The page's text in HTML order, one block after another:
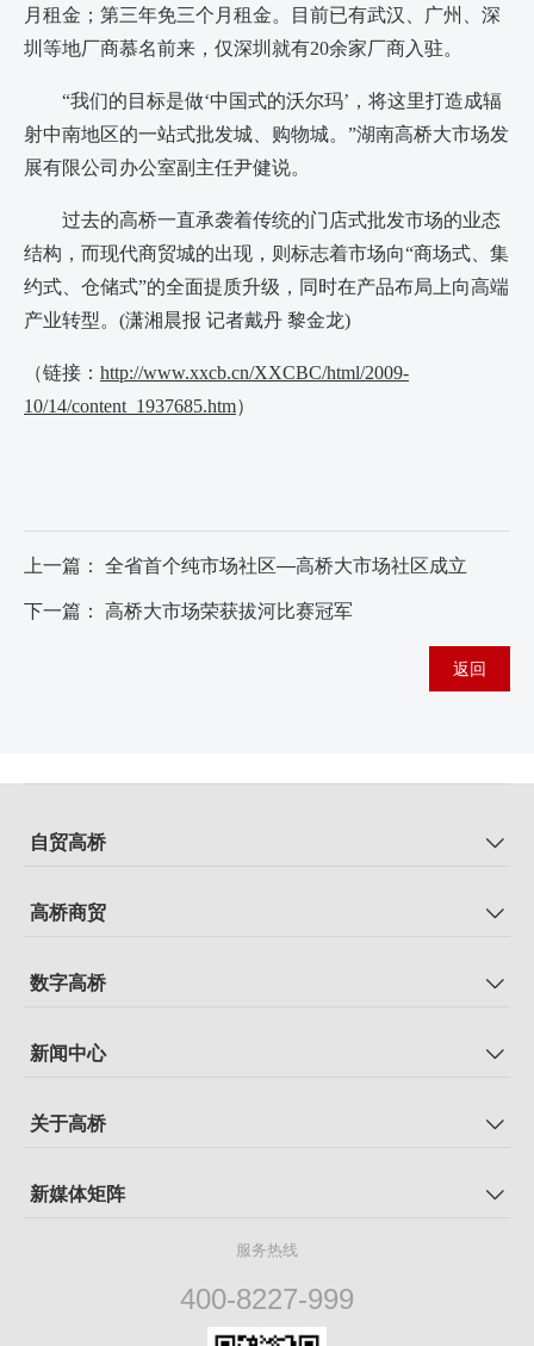
月租金；第三年免三个月租金。目前已有武汉、广州、深
圳等地厂商慕名前来，仅深圳就有20余家厂商入驻。
“我们的目标是做‘中国式的沃尔玛’，将这里打造成辐
射中南地区的一站式批发城、购物城。”湖南高桥大市场发
展有限公司办公室副主任尹健说。
过去的高桥一直承袭着传统的门店式批发市场的业态
结构，而现代商贸城的出现，则标志着市场向“商场式、集
约式、仓储式”的全面提质升级，同时在产品布局上向高端
产业转型。(潇湘晨报 记者戴丹 黎金龙)
（链接： http://www.xxcb.cn/XXCBC/html/2009-
10/14/content_1937685.htm）
上一篇： 全省首个纯市场社区—高桥大市场社区成立
下一篇： 高桥大市场荣获拔河比赛冠军
返回
自贸高桥
高桥商贸
数字高桥
新闻中心
关于高桥
新媒体矩阵
服务热线
400-8227-999